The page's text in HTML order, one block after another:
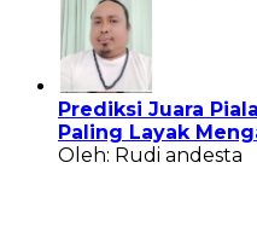
Prediksi Juara
Paling Layak
Oleh: Rudi andesta